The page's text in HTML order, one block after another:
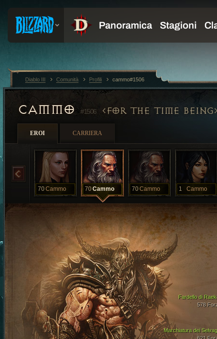
CAMMO #1506 FOR THE TIME BEING
EROI CARRIERA
70Cammo 70Cammo 70Cammo 1 Cammo
Marchiatura dei
Fardello di
578
Diablo III Comunità Profili cammo#1506